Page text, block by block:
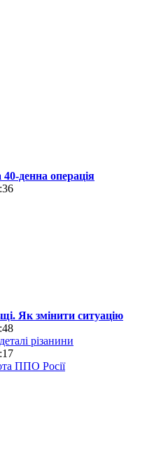
40-денна операція
Як змінити ситуацію
різанини
ППО Росії